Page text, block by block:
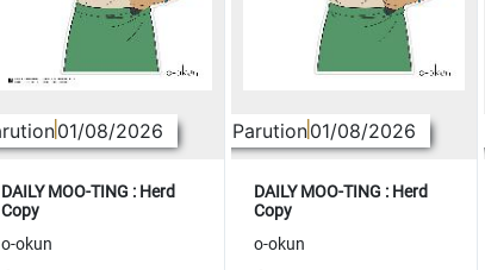
01/08/2026
DAILY MOO-TING : Herd
Copy
o-okun
Parution01/08/2026
DAILY MOO-TING : Herd
Copy
o-okun